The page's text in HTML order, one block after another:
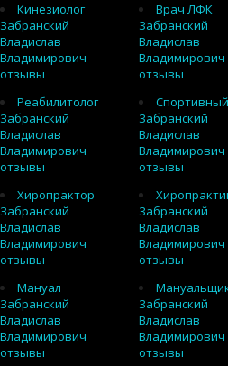
Кинезиолог
Забранский
Владислав
Владимирович
отзывы
Врач ЛФК
Забранский
Владислав
Владимирович
отзывы
Реабилитолог
Забранский
Владислав
Владимирович
отзывы
Забранский
Владислав
Владимирович
отзывы
Хиропрактор
Забранский
Владислав
Владимирович
отзывы
Забранский
Владислав
Владимирович
отзывы
Мануал
Забранский
Владислав
Владимирович
отзывы
Забранский
Владислав
Владимирович
отзывы